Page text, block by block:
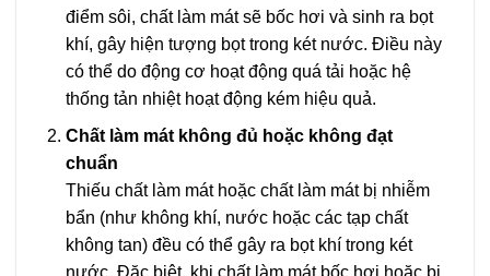
điểm sôi, chất làm mát sẽ bốc hơi và sinh ra bọt
khí, gây hiện tượng bọt trong két nước. Điều này
có thể do động cơ hoạt động quá tải hoặc hệ
thống tản nhiệt hoạt động kém hiệu quả.
Chất làm mát không đủ hoặc không đạt
chuẩn
Thiếu chất làm mát hoặc chất làm mát bị nhiễm
bẩn (như không khí, nước hoặc các tạp chất
không tan) đều có thể gây ra bọt khí trong két